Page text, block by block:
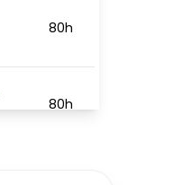
80h
80h